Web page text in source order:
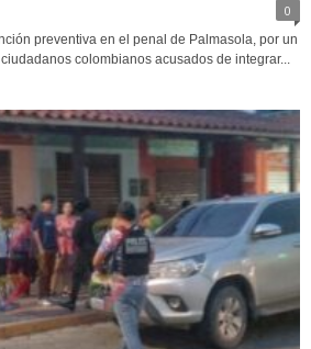
0
preventiva en el penal de Palmasola, por un
colombianos acusados de integrar...